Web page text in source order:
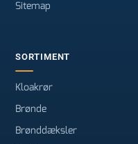
Sitemap
SORTIMENT
Kloakrør
Brønde
Brønddæksler